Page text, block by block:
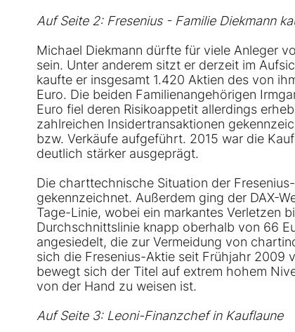
Auf Seite 2: Fresenius - Familie Diekmann
Michael Diekmann dürfte für viele Anleger
sein. Unter anderem sitzt er derzeit im
kaufte er insgesamt 1.420 Aktien des von
Euro. Die beiden Familienangehörigen
Euro fiel deren Risikoappetit allerdings
zahlreichen Insidertransaktionen
bzw. Verkäufe aufgeführt. 2015 war die
deutlich stärker ausgeprägt.
Die charttechnische Situation der
gekennzeichnet. Außerdem ging der DAX-
Tage-Linie, wobei ein markantes Verletzen
Durchschnittslinie knapp oberhalb von 66
angesiedelt, die zur Vermeidung von
sich die Fresenius-Aktie seit Frühjahr 2009
bewegt sich der Titel auf extrem hohem
von der Hand zu weisen ist.
Auf Seite 3: Leoni-Finanzchef in Kauflaune